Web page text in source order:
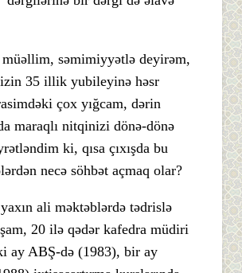
səmimiyyətlə deyirəm,
35 illik yubileyinə həsr
çox yığcam, dərin
maraqlı nitqinizi dönə-dönə
ki, qısa çıxışda bu
necə söhbət açmaq olar?
ali məktəblərdə tədrislə
20 ilə qədər kafedra müdiri
ay ABŞ-də (1983), bir ay